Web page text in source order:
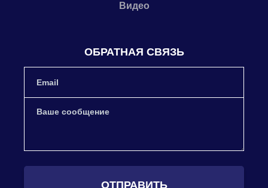
Видео
ОБРАТНАЯ СВЯЗЬ
ОТПРАВИТЬ